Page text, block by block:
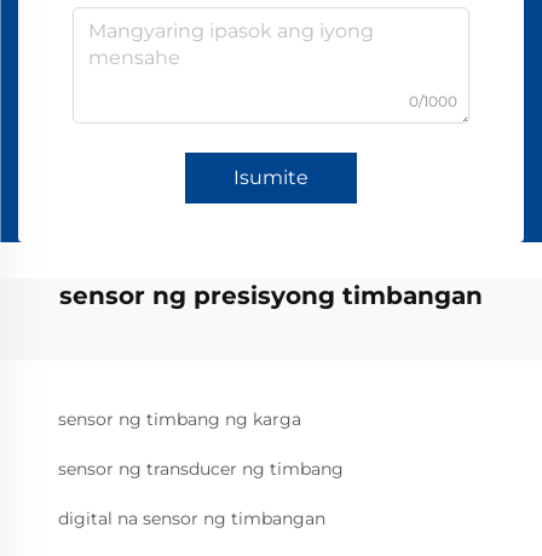
0/1000
Isumite
sensor ng presisyong timbangan
sensor ng timbang ng karga
sensor ng transducer ng timbang
digital na sensor ng timbangan